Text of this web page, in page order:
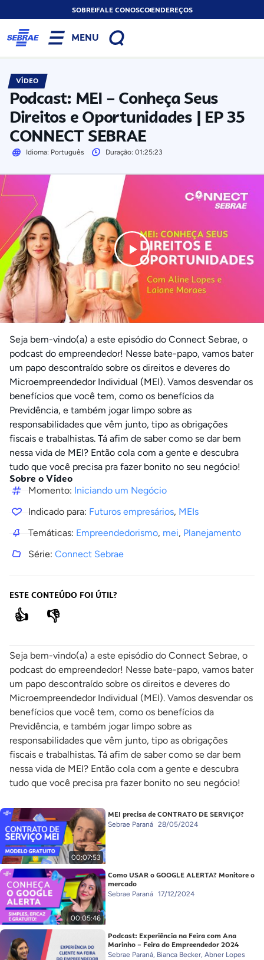
SOBREFALE CONOSCOENDEREÇOS
MENU
VÍDEO
Idioma: Português Duração: 01:25:23
Podcast: MEI – Conheça Seus
Direitos e Oportunidades | EP 35
CONNECT SEBRAE
Seja bem-vindo(a) a este episódio do Connect Sebrae, o
podcast do empreendedor! Nesse bate-papo, vamos bater
um papo descontraído sobre os direitos e deveres do
Microempreendedor Individual (MEI). Vamos desvendar os
benefícios que você tem, como os benefícios da
Previdência, e também jogar limpo sobre as
responsabilidades que vêm junto, tipo as obrigações
fiscais e trabalhistas. Tá afim de saber como se dar bem
nessa vida de MEI? Então cola com a gente e descubra
tudo que você precisa pra fazer bonito no seu negócio!
Sobre o Vídeo
Momento: Iniciando um Negócio
Indicado para: Futuros empresários, MEIs
Temáticas: Empreendedorismo, mei, Planejamento
Série: Connect Sebrae
ESTE CONTEÚDO FOI ÚTIL?
👍 👎
Seja bem-vindo(a) a este episódio do Connect Sebrae, o
podcast do empreendedor! Nesse bate-papo, vamos bater
um papo descontraído sobre os direitos e deveres do
Microempreendedor Individual (MEI). Vamos desvendar os
benefícios que você tem, como os benefícios da
Previdência, e também jogar limpo sobre as
responsabilidades que vêm junto, tipo as obrigações
fiscais e trabalhistas. Tá afim de saber como se dar bem
nessa vida de MEI? Então cola com a gente e descubra
tudo que você precisa pra fazer bonito no seu negócio!
00:07:53
MEI precisa de CONTRATO DE SERVIÇO?
Sebrae Paraná 28/05/2024
00:05:46
Como USAR o GOOGLE ALERTA? Monitore o
mercado
Sebrae Paraná 17/12/2024
Podcast: Experiência na Feira com Ana
Marinho – Feira do Empreendedor 2024
Sebrae Paraná, Bianca Becker, Abner Lopes